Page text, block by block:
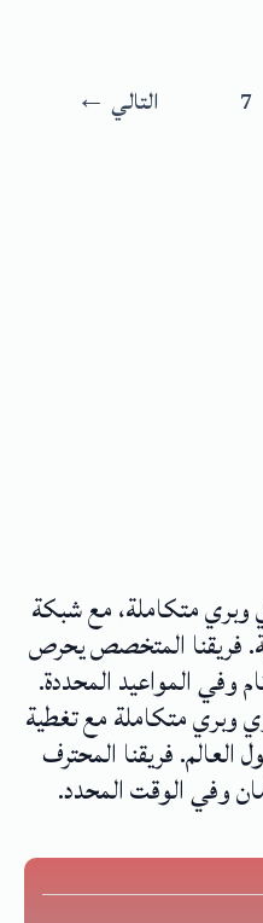
7 التالي ←
متكاملة، مع شبكة
لأكثر من 50 دولة. فريقنا المتخصص يحرص
المواعيد المحددة.
متكاملة مع تغطية
من 50 دولة حول العالم. فريقنا المحترف
وفي الوقت المحدد.